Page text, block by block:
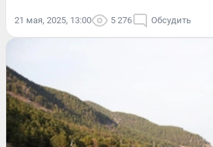
21 мая, 2025, 13:00 5 276 Обсудить